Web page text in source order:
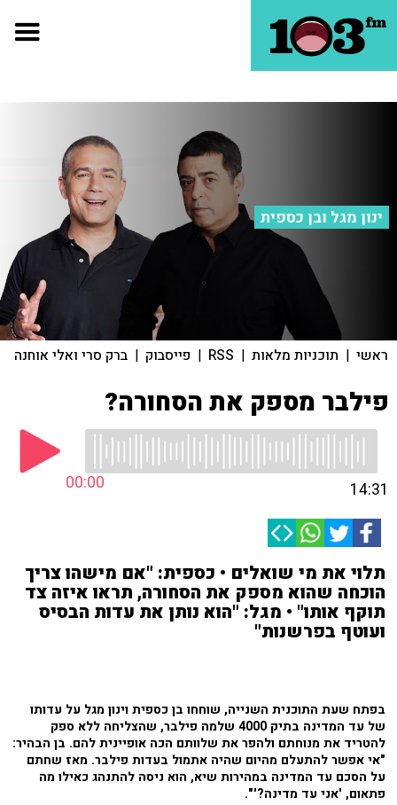
ינון מגל ובן כספית
ראשי | תוכניות מלאות |
RSS
| פייסבוק | ברק סרי ואלי אוחנה
פילבר מספק את הסחורה?
00:00 14:31
תלוי את מי שואלים • כספית: "אם מישהו צריך
הוכחה שהוא מספק את הסחורה, תראו איזה צד
תוקף אותו" • מגל: "הוא נותן את עדות הבסיס
ועוטף בפרשנות"
בפתח שעת התוכנית השנייה, שוחחו בן כספית וינון מגל על עדותו
של עד המדינה בתיק 4000 שלמה פילבר, שהצליחה ללא ספק
להטריד את מנוחתם ולהפר את שלוותם הכה אופיינית להם. בן הבהיר:
"אי אפשר להתעלם מהיום שהיה אתמול בעדות פילבר. מאז שחתם
על הסכם עד המדינה במהירות שיא, הוא ניסה להתנהג כאילו מה
פתאום, 'אני עד מדינה?'".